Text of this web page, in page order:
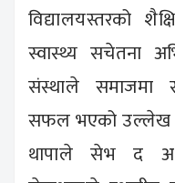
विद्यालयस्तरको
स्वास्थ्य सचेतना
संस्थाले समाजमा
सफल भएको उल्लेख
थापाले सेभ द